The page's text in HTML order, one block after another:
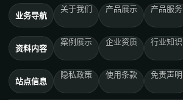
业务导航
关于我们 产品展示 产品服务
资料内容
案例展示 企业资质 行业知识
站点信息
隐私政策 使用条款 免责声明